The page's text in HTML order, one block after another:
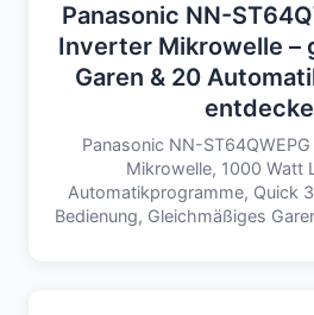
Panasonic NN-
Inverter Mikrowelle –
Garen & 20
Panasonic NN-
Mikrowelle, 1000 Watt
Automatikprogramme, Quick
Bedienung, Gleichmäßiges